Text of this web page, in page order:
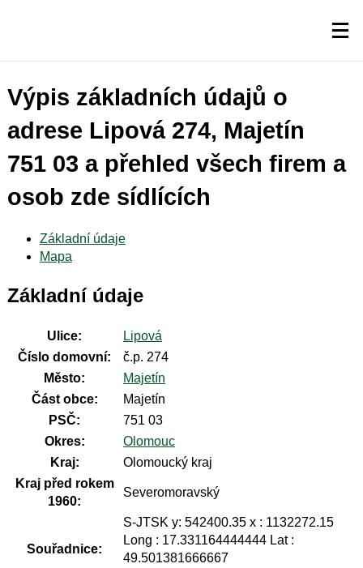
Výpis základních údajů o
adrese Lipová 274, Majetín
751 03 a přehled všech firem a
osob zde sídlících
Základní údaje
Mapa
Základní údaje
Ulice:
Lipová
Číslo domovní:
č.p. 274
Město:
Majetín
Část obce:
Majetín
PSČ:
751 03
Okres:
Olomouc
Kraj:
Olomoucký kraj
Kraj před rokem
1960:
Severomoravský
Souřadnice:
S-JTSK y: 542400.35 x : 1132272.15
Long : 17.331164444444 Lat :
49.501381666667